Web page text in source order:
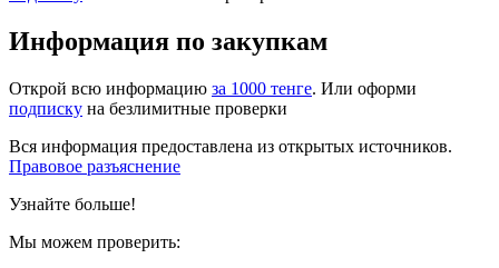
Информация по закупкам
Открой всю информацию за 1000 тенге. Или оформи
подписку на безлимитные проверки
Вся информация предоставлена из открытых источников.
Правовое разъяснение
Узнайте больше!
Мы можем проверить: